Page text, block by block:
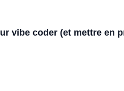
vibe coder (et mettre en